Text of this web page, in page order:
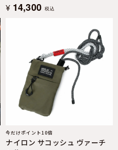
¥ 14,300 税込
今だけポイント10倍
ナイロン サコッシュ ヴァーチ